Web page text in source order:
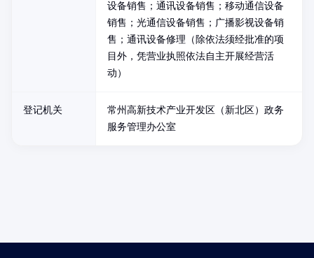
设备销售；通讯设备销售；移动通信设备
销售；光通信设备销售；广播影视设备销
售；通讯设备修理（除依法须经批准的项
目外，凭营业执照依法自主开展经营活
动）
登记机关
常州高新技术产业开发区（新北区）政务
服务管理办公室